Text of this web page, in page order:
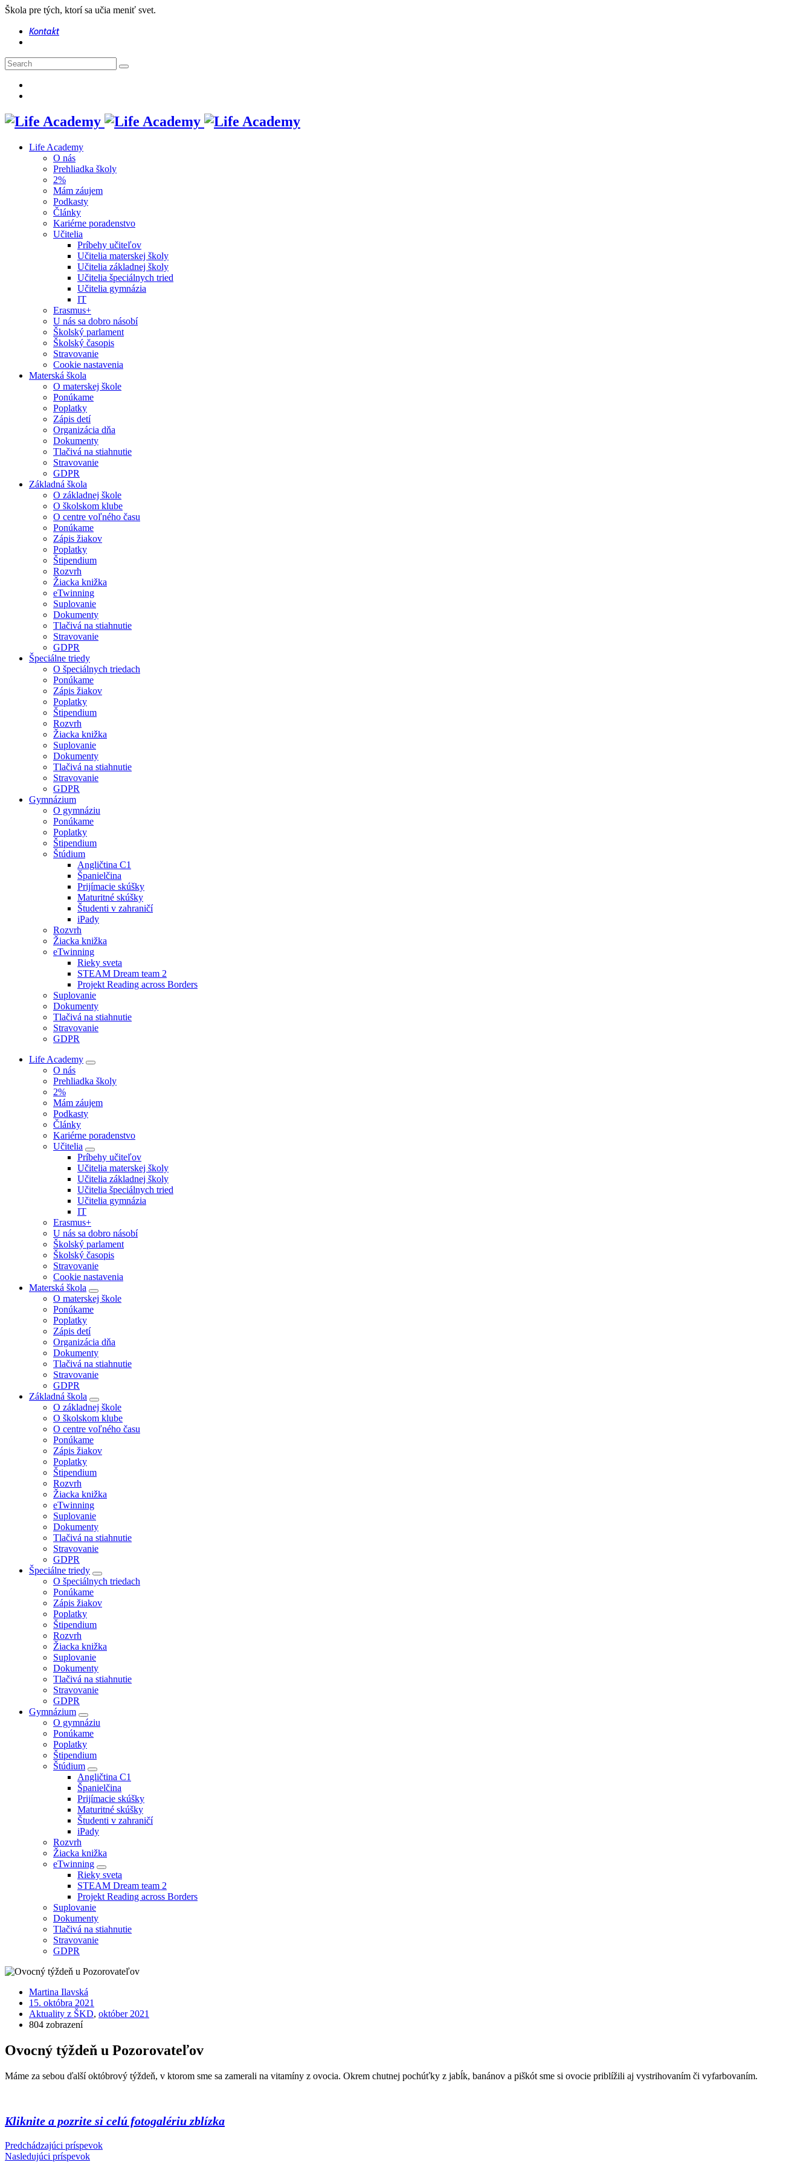
Škola pre tých, ktorí sa učia meniť svet.
Kontakt
Life Academy
O nás
Prehliadka školy
2%
Mám záujem
Podkasty
Články
Kariérne poradenstvo
Učitelia
Príbehy učiteľov
Učitelia materskej školy
Učitelia základnej školy
Učitelia špeciálnych tried
Učitelia gymnázia
IT
Erasmus+
U nás sa dobro násobí
Školský parlament
Školský časopis
Stravovanie
Cookie nastavenia
Materská škola
O materskej škole
Ponúkame
Poplatky
Zápis detí
Organizácia dňa
Dokumenty
Tlačivá na stiahnutie
Stravovanie
GDPR
Základná škola
O základnej škole
O školskom klube
O centre voľného času
Ponúkame
Zápis žiakov
Poplatky
Štipendium
Rozvrh
Žiacka knižka
eTwinning
Suplovanie
Dokumenty
Tlačivá na stiahnutie
Stravovanie
GDPR
Špeciálne triedy
O špeciálnych triedach
Ponúkame
Zápis žiakov
Poplatky
Štipendium
Rozvrh
Žiacka knižka
Suplovanie
Dokumenty
Tlačivá na stiahnutie
Stravovanie
GDPR
Gymnázium
O gymnáziu
Ponúkame
Poplatky
Štipendium
Štúdium
Angličtina C1
Španielčina
Prijímacie skúšky
Maturitné skúšky
Študenti v zahraničí
iPady
Rozvrh
Žiacka knižka
eTwinning
Rieky sveta
STEAM Dream team 2
Projekt Reading across Borders
Suplovanie
Dokumenty
Tlačivá na stiahnutie
Stravovanie
GDPR
Life Academy
O nás
Prehliadka školy
2%
Mám záujem
Podkasty
Články
Kariérne poradenstvo
Učitelia
Príbehy učiteľov
Učitelia materskej školy
Učitelia základnej školy
Učitelia špeciálnych tried
Učitelia gymnázia
IT
Erasmus+
U nás sa dobro násobí
Školský parlament
Školský časopis
Stravovanie
Cookie nastavenia
Materská škola
O materskej škole
Ponúkame
Poplatky
Zápis detí
Organizácia dňa
Dokumenty
Tlačivá na stiahnutie
Stravovanie
GDPR
Základná škola
O základnej škole
O školskom klube
O centre voľného času
Ponúkame
Zápis žiakov
Poplatky
Štipendium
Rozvrh
Žiacka knižka
eTwinning
Suplovanie
Dokumenty
Tlačivá na stiahnutie
Stravovanie
GDPR
Špeciálne triedy
O špeciálnych triedach
Ponúkame
Zápis žiakov
Poplatky
Štipendium
Rozvrh
Žiacka knižka
Suplovanie
Dokumenty
Tlačivá na stiahnutie
Stravovanie
GDPR
Gymnázium
O gymnáziu
Ponúkame
Poplatky
Štipendium
Štúdium
Angličtina C1
Španielčina
Prijímacie skúšky
Maturitné skúšky
Študenti v zahraničí
iPady
Rozvrh
Žiacka knižka
eTwinning
Rieky sveta
STEAM Dream team 2
Projekt Reading across Borders
Suplovanie
Dokumenty
Tlačivá na stiahnutie
Stravovanie
GDPR
Martina Ilavská
15. októbra 2021
Aktuality z ŠKD, október 2021
804 zobrazení
Ovocný týždeň u Pozorovateľov
Máme za sebou ďalší októbrový týždeň, v ktorom sme sa zamerali na vitamíny z ovocia. Okrem chutnej pochúťky z jabĺk, banánov a piškót sme si ovocie priblížili aj vystrihovaním či vyfarbovaním.
Kliknite a pozrite si celú fotogalériu zblízka
Predchádzajúci príspevok
Nasledujúci príspevok